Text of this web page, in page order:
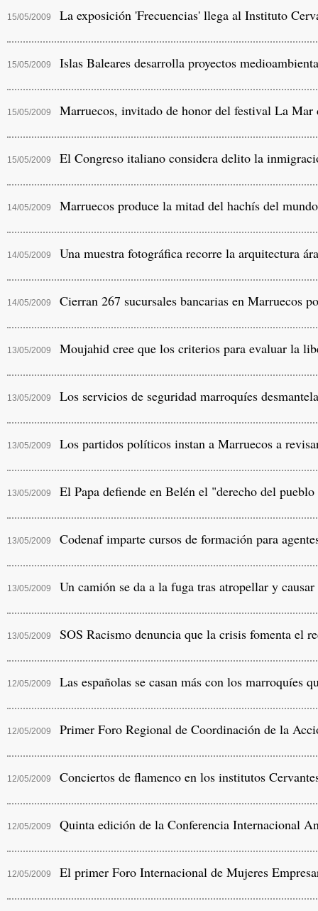
15/05/2009 La exposición 'Frecuencias' llega al Instituto
15/05/2009 Islas Baleares desarrolla proyectos
15/05/2009 Marruecos, invitado de honor del festival La Mar
15/05/2009 El Congreso italiano considera delito la
14/05/2009 Marruecos produce la mitad del hachís del mundo
14/05/2009 Una muestra fotográfica recorre la arquitectura
14/05/2009 Cierran 267 sucursales bancarias en Marruecos
13/05/2009 Moujahid cree que los criterios para evaluar la
13/05/2009
13/05/2009 Los partidos políticos instan a Marruecos a
13/05/2009 El Papa defiende en Belén el "derecho del
13/05/2009 Codenaf imparte cursos de formación para
13/05/2009 Un camión se da a la fuga tras atropellar y
13/05/2009 SOS Racismo denuncia que la crisis fomenta el
12/05/2009 Las españolas se casan más con los marroquíes
12/05/2009 Primer Foro Regional de Coordinación de la
12/05/2009 Conciertos de flamenco en los institutos
12/05/2009 Quinta edición de la Conferencia Internacional
12/05/2009 El primer Foro Internacional de Mujeres